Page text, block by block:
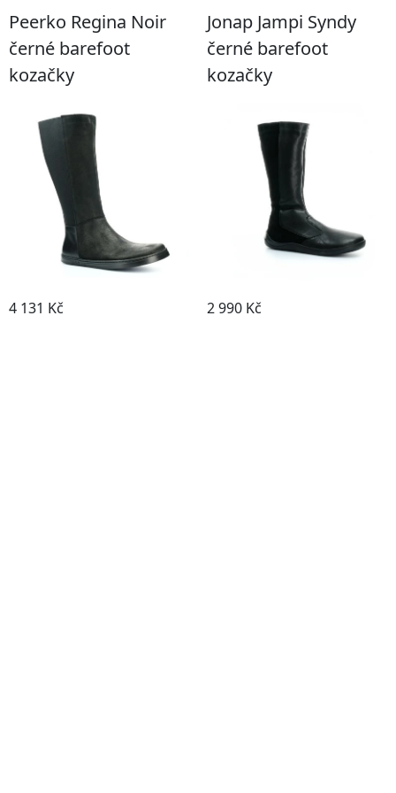
Peerko Regina Noir
černé barefoot
kozačky
4 131 Kč
Jonap Jampi Syndy
černé barefoot
kozačky
2 990 Kč